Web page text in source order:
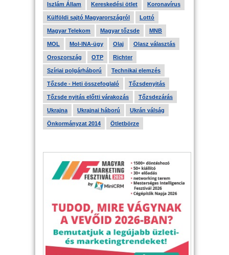
Iszlám Állam Kereskedési ötlet Koronavírus
Külföldi sajtó Magyarországról Lottó
Magyar Telekom Magyar tőzsde MNB
MOL Mol-INA-ügy Olaj Olasz választás
Oroszország OTP Richter
Szíriai polgárháború Technikai elemzés
Tőzsde - Heti összefoglaló Tőzsdenyitás
Tőzsde nyitás előtti várakozás Tőzsdezárás
Ukrajna Ukrajnai háború Ukrán válság
Önkormányzat 2014 Ötletbörze